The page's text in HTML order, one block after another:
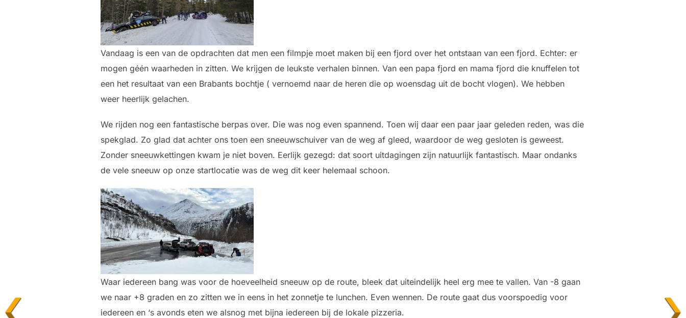
Vandaag is een van de opdrachten dat men een filmpje moet maken bij een fjord over het ontstaan van een fjord. Echter: er
mogen géén waarheden in zitten. We krijgen de leukste verhalen binnen. Van een papa fjord en mama fjord die knuffelen tot
een het resultaat van een Brabants bochtje ( vernoemd naar de heren die op woensdag uit de bocht vlogen). We hebben
weer heerlijk gelachen.
We rijden nog een fantastische berpas over. Die was nog even spannend. Toen wij daar een paar jaar geleden reden, was die
spekglad. Zo glad dat achter ons toen een sneeuwschuiver van de weg af gleed, waardoor de weg gesloten is geweest.
Zonder sneeuwkettingen kwam je niet boven. Eerlijk gezegd: dat soort uitdagingen zijn natuurlijk fantastisch. Maar ondanks
de vele sneeuw op onze startlocatie was de weg dit keer helemaal schoon.
Waar iedereen bang was voor de hoeveelheid sneeuw op de route, bleek dat uiteindelijk heel erg mee te vallen. Van -8 gaan
we naar +8 graden en zo zitten we in eens in het zonnetje te lunchen. Even wennen. De route gaat dus voorspoedig voor
iedereen en ‘s avonds eten we alsnog met bijna iedereen bij de lokale pizzeria.